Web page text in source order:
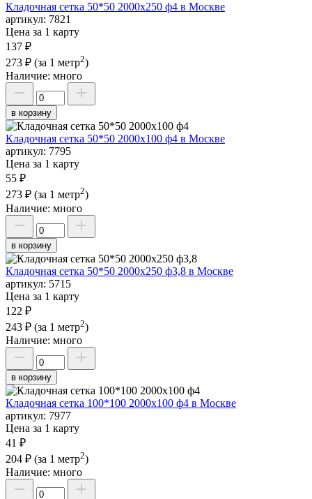
Кладочная сетка 50*50 2000х250 ф4 в Москве
артикул: 7821
Цена за 1 карту
137 ₽
273 ₽ (за 1 метр2)
Наличие: много
в корзину
Кладочная сетка 50*50 2000х100 ф4 в Москве
артикул: 7795
Цена за 1 карту
55 ₽
273 ₽ (за 1 метр2)
Наличие: много
в корзину
Кладочная сетка 50*50 2000х250 ф3,8 в Москве
артикул: 5715
Цена за 1 карту
122 ₽
243 ₽ (за 1 метр2)
Наличие: много
в корзину
Кладочная сетка 100*100 2000х100 ф4 в Москве
артикул: 7977
Цена за 1 карту
41 ₽
204 ₽ (за 1 метр2)
Наличие: много